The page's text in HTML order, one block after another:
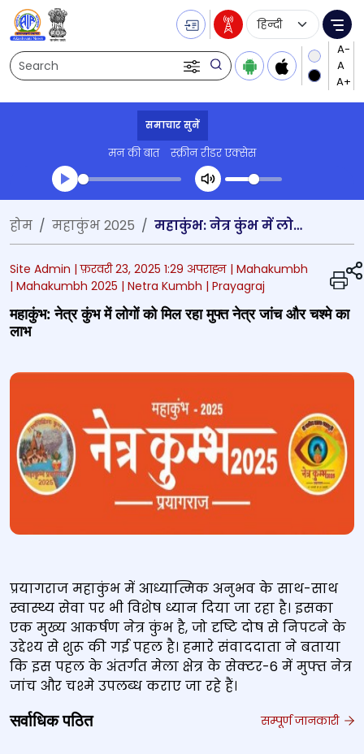
Search
Language
समाचार सुनें
मन की बात स्क्रीन रीडर एक्सेस
Transcript summary
प्ले ऑडियो
होम महाकुंभ 2025 महाकुंभ: नेत्र कुंभ में लोगों को मिल रहा मुफ्त नेत्र जांच और चश्मे का लाभ
Site Admin |फ़रवरी 23, 2025 1:29 अपराह्न | Mahakumbh
| Mahakumbh 2025 | Netra Kumbh | Prayagraj
महाकुंभ: नेत्र कुंभ में लोगों को मिल रहा मुफ्त नेत्र जांच और चश्मे का
लाभ
प्रयागराज महाकुंभ में आध्यात्मिक अनुभव के साथ-साथ
स्वास्थ्य सेवा पर भी विशेष ध्यान दिया जा रहा है। इसका
एक मुख्य आकर्षण नेत्र कुंभ है, जो दृष्टि दोष से निपटने के
उद्देश्य से शुरू की गई पहल है। हमारे संवाददाता ने बताया
कि इस पहल के अंतर्गत मेला क्षेत्र के सेक्टर-6 में मुफ्त नेत्र
जांच और चश्मे उपलब्ध कराए जा रहे हैं।
सर्वाधिक पठित सम्पूर्ण जानकारी